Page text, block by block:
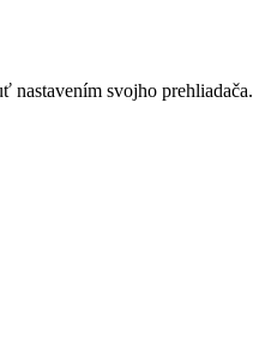
nastavením svojho prehliadača.